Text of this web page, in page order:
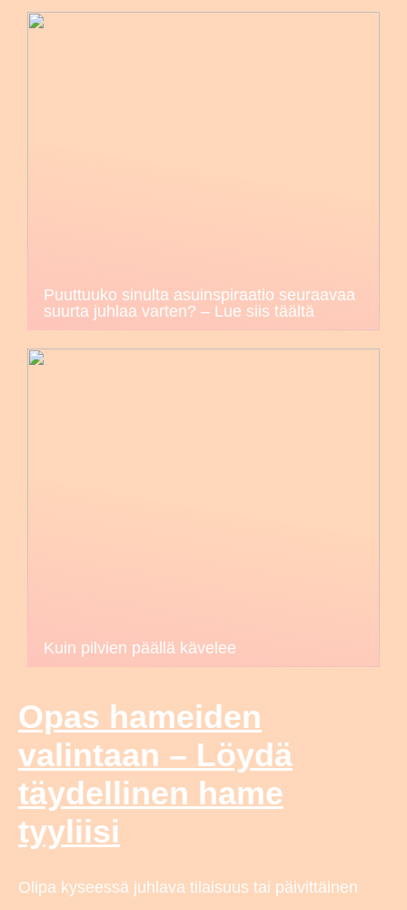
Puuttuuko sinulta asuinspiraatio seuraavaa
suurta juhlaa varten? – Lue siis täältä
Kuin pilvien päällä kävelee
Opas hameiden
valintaan – Löydä
täydellinen hame
tyyliisi
Olipa kyseessä juhlava tilaisuus tai päivittäinen